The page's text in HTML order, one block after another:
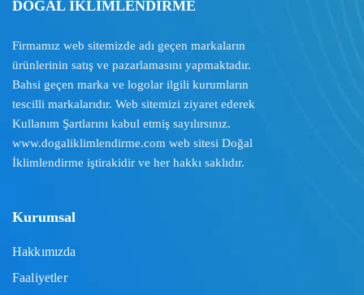
DOĞAL İKLİMLENDİRME
Firmamız web sitemizde adı geçen markaların
ürünlerinin satış ve pazarlamasını yapmaktadır.
Bahsi geçen marka ve logolar ilgili kurumların
tescilli markalarıdır. Web sitemizi ziyaret ederek
Kullanım Şartlarını kabul etmiş sayılırsınız.
www.dogaliklimlendirme.com web sitesi Doğal
İklimlendirme iştirakidir ve her hakkı saklıdır.
Kurumsal
Hakkımızda
Faaliyetler